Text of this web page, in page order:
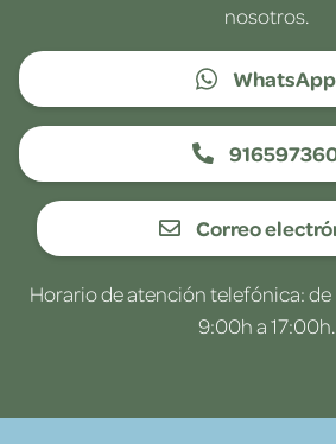
nosotros.
WhatsApp
Correo
Horario de atención telefónica: de
9:00h a 17:00h.